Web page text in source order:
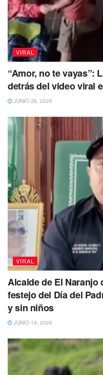
enero en el lugar para
seguridad nuclear.
Te puede interesar Leer
VIRAL
“Amor, no te vayas”:
detrás del video viral
JUNIO 26, 2026
VIRAL
Alcalde de El Naranjo
festejo del Día del
y sin niños
JUNIO 19, 2026